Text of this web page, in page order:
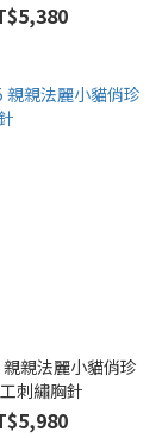
親法麗小貓俏珍
刺繡胸針